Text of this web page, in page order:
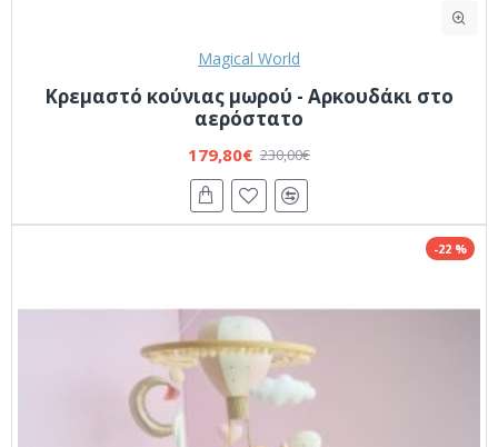
Magical World
Κρεμαστό κούνιας μωρού - Αρκουδάκι στο
αερόστατο
179,80€ 230,00€
-22 %